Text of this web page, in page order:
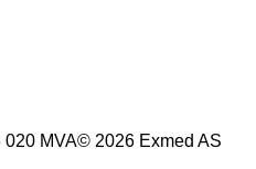
020 MVA© 2026 Exmed AS